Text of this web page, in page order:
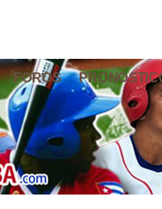
FOROS